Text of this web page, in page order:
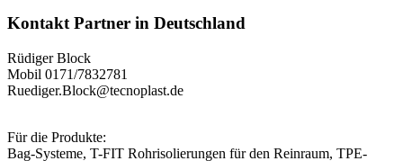
Kontakt Partner in Deutschland
Rüdiger Block
Mobil 0171/7832781
Ruediger.Block@tecnoplast.de
Für die Produkte:
Bag-Systeme, T-FIT Rohrisolierungen für den Reinraum, TPE-